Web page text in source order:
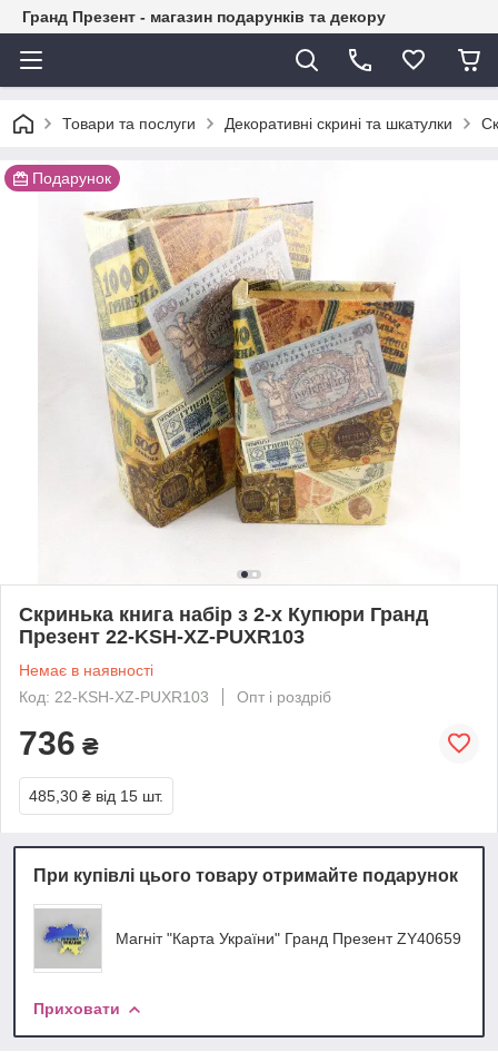
Гранд Презент - магазин подарунків та декору
Товари та послуги Декоративні скрині та шкатулки
Подарунок
Скринька книга набір з 2-х Купюри Гранд
Презент 22-KSH-XZ-PUXR103
Немає в наявності
Код: 22-KSH-XZ-PUXR103
Опт і роздріб
736 ₴
485,30 ₴ від 15 шт.
При купівлі цього товару отримайте подарунок
Магніт "Карта України" Гранд Презент ZY40659
Приховати